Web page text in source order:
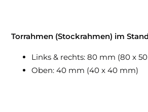
Torrahmen (Stockrahmen) im
Links & rechts: 80 mm (80 x
Oben: 40 mm (40 x 40 mm)